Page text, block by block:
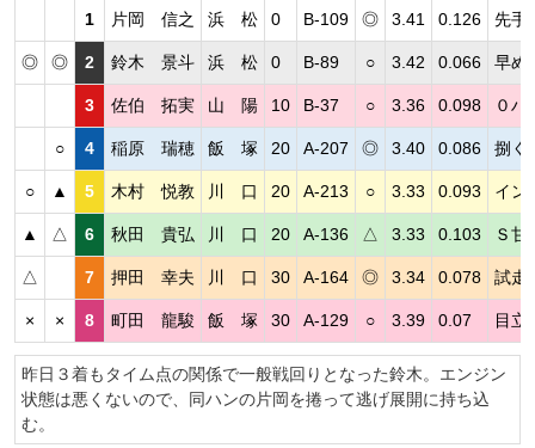
1 片岡 信之 浜 松 0 B-109 ◎ 3.41 0.126 先手
◎ ◎ 2 鈴木 景斗 浜 松 0 B-89 ○ 3.42 0.066 早め
3 佐伯 拓実 山 陽 10 B-37 ○ 3.36 0.098 ０ハ
○ 4 稲原 瑞穂 飯 塚 20 A-207 ◎ 3.40 0.086 捌く
○ ▲ 5 木村 悦教 川 口 20 A-213 ○ 3.33 0.093 イン
▲ △ 6 秋田 貴弘 川 口 20 A-136 △ 3.33 0.103 Ｓ甘
△ 7 押田 幸夫 川 口 30 A-164 ◎ 3.34 0.078 試走
× × 8 町田 龍駿 飯 塚 30 A-129 ○ 3.39 0.07 目立
昨日３着もタイム点の関係で一般戦回りとなった鈴木。エンジン
状態は悪くないので、同ハンの片岡を捲って逃げ展開に持ち込
む。